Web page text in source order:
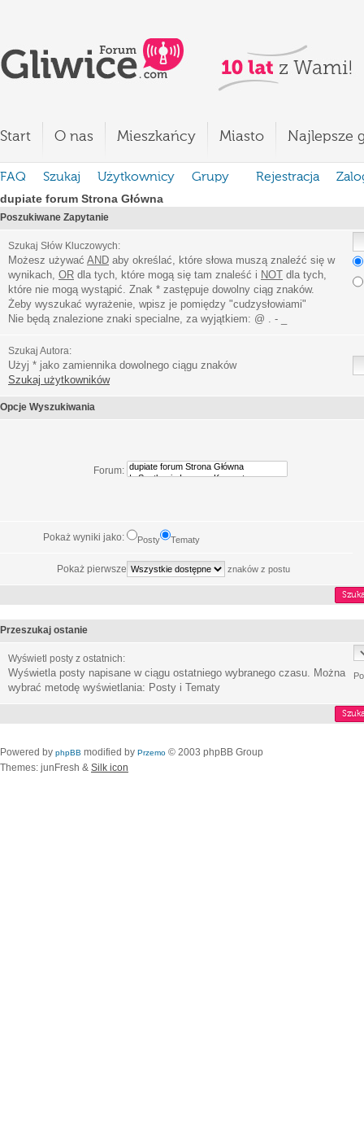
Start O nas Mieszkańcy Miasto Najlepsze
FAQ Szukaj Użytkownicy Grupy Rejestracja
dupiate forum Strona Główna
Poszukiwane Zapytanie
Szukaj Słów Kluczowych:
Możesz używać AND aby określać, które słowa muszą znaleźć się w
wynikach, OR dla tych, które mogą się tam znaleść i NOT dla tych,
które nie mogą wystąpić. Znak * zastępuje dowolny ciąg znaków.
Żeby wyszukać wyrażenie, wpisz je pomiędzy "cudzysłowiami"
Nie będą znalezione znaki specialne, za wyjątkiem: @ . - _
Szukaj Autora:
Użyj * jako zamiennika dowolnego ciągu znaków
Szukaj użytkowników
Opcje Wyszukiwania
Forum:
Pokaż wyniki jako: Posty Tematy
Pokaż pierwsze znaków z postu
Przeszukaj ostanie
Wyświetl posty z ostatnich:
Wyświetla posty napisane w ciągu ostatniego wybranego czasu. Można
wybrać metodę wyświetlania: Posty i Tematy
Powered by phpBB modified by Przemo © 2003 phpBB Group
Themes: junFresh & Silk icon